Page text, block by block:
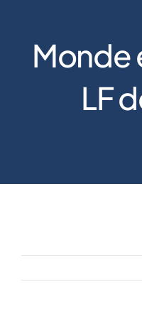
Monde
LF